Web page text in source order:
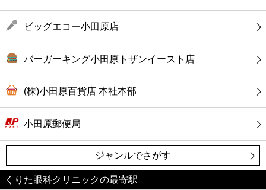
ビッグエコー小田原店
バーガーキング小田原トザンイースト店
(株)小田原百貨店 本社本部
小田原郵便局
ジャンルでさがす
くりた眼科クリニックの最寄駅